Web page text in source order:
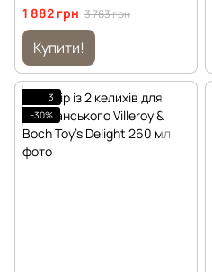
1 882 грн 3 763 грн
Купити!
3
−30%